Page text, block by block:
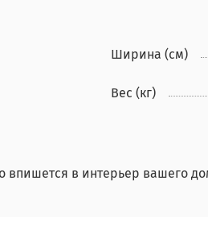
Ширина (см)
Вес (кг)
в интерьер вашего